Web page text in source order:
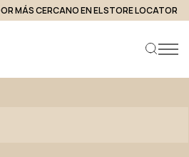
MÁS CERCANO EN EL STORE LOCATOR